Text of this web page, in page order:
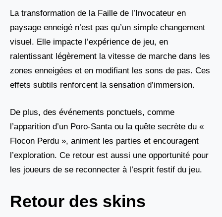
La transformation de la Faille de l’Invocateur en
paysage enneigé n’est pas qu’un simple changement
visuel. Elle impacte l’expérience de jeu, en
ralentissant légèrement la vitesse de marche dans les
zones enneigées et en modifiant les sons de pas. Ces
effets subtils renforcent la sensation d’immersion.
De plus, des événements ponctuels, comme
l’apparition d’un Poro-Santa ou la quête secrète du «
Flocon Perdu », animent les parties et encouragent
l’exploration. Ce retour est aussi une opportunité pour
les joueurs de se reconnecter à l’esprit festif du jeu.
Retour des skins